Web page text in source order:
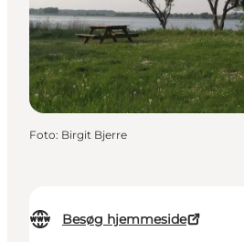
Besøg hjemmeside
Foto: Birgit Bjerre